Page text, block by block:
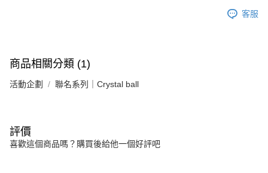
客服
商品相關分類 (1)
活動企劃 聯名系列｜Crystal ball
評價
喜歡這個商品嗎？購買後給他一個好評吧